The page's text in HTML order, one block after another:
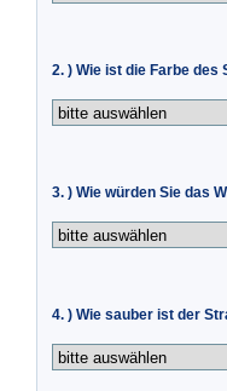
2. ) Wie ist die Farbe des
3. ) Wie würden Sie das
4. ) Wie sauber ist der